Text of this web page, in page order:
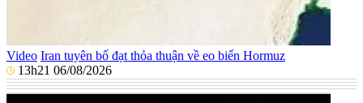
Video Iran tuyên bố đạt thỏa thuận về eo biển Hormuz
13h21 06/08/2026